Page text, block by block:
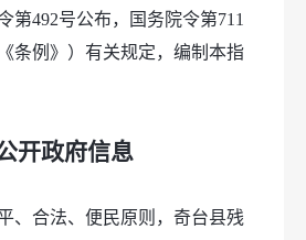
第492号公布，国务院令第711
条例》）有关规定，编制本指
开政府信息
、合法、便民原则，奇台县残